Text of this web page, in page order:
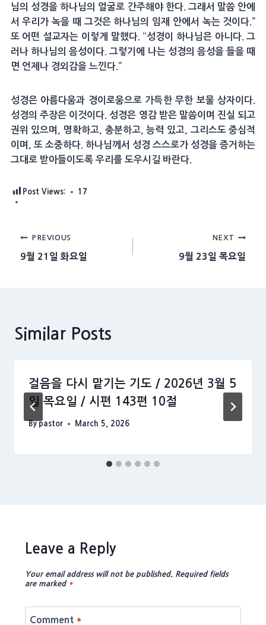
님의 성경을 하나님의 얼굴로 간주해야 한다. 그래서 말씀 안에
서 우리가 녹을 때 그것은 하나님의 임재 안에서 녹는 것이다.”
또 어떤 설교자는 이렇게 말했다. “성경이 하나님은 아니다. 그
러나 하나님의 음성이다. 그렇기에 나는 성경의 음성을 들을 때
면 언제나 경외감을 느낀다.”
성경은 아름다움과 경이로움으로 가득한 무한 보물 상자이다.
성경의 주장은 이것이다. 성경은 영감 받은 말씀이며 진실 되고
권위 있으며, 명확하고, 충분하고, 능력 있고, 그리스도 중심적
이며, 또 소중하다. 하나님께서 성경 스스로가 성경을 증거하는
그대로 받아들이도록 우리를 도우시길 바란다.
Post Views: 17
Post
navigation
PREVIOUS
9월 21일 화요일
NEXT
9월 23일 목요일
Similar Posts
걸음을 다시 맡기는 기도 / 2026년 3월 5
일 목요일 / 시편 143편 10절
By pastor March 5, 2026
Leave a Reply
Your email address will not be published. Required fields
are marked *
Comment *